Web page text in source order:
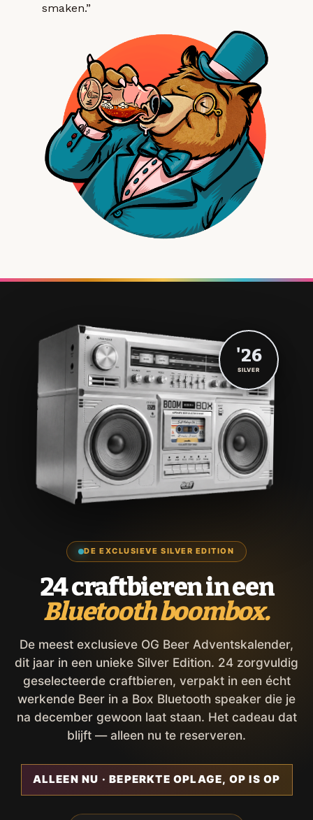
smaken.”
DE EXCLUSIEVE SILVER EDITION
24 craftbieren in een
Bluetooth boombox.
De meest exclusieve OG Beer Adventskalender,
dit jaar in een unieke Silver Edition. 24 zorgvuldig
geselecteerde craftbieren, verpakt in een écht
werkende Beer in a Box Bluetooth speaker die je
na december gewoon laat staan. Het cadeau dat
blijft — alleen nu te reserveren.
ALLEEN NU · BEPERKTE OPLAGE, OP IS OP
'26
SILVER